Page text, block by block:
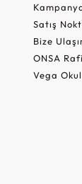
Satış
Bize
ONSA
Vega